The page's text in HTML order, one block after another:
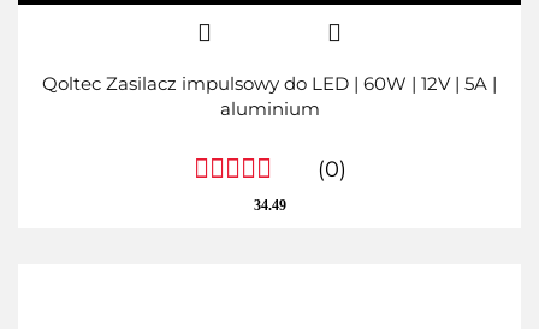
Qoltec Zasilacz impulsowy do LED | 60W | 12V | 5A |
aluminium
(0)
34.49